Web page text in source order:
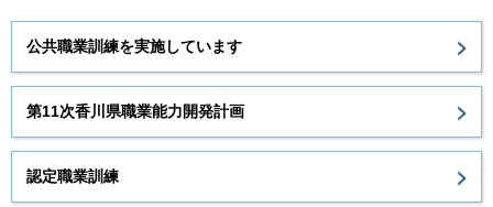
公共職業訓練を実施しています
第11次香川県職業能力開発計画
認定職業訓練